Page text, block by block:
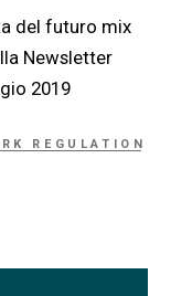
del futuro mix
2019
REGULATION